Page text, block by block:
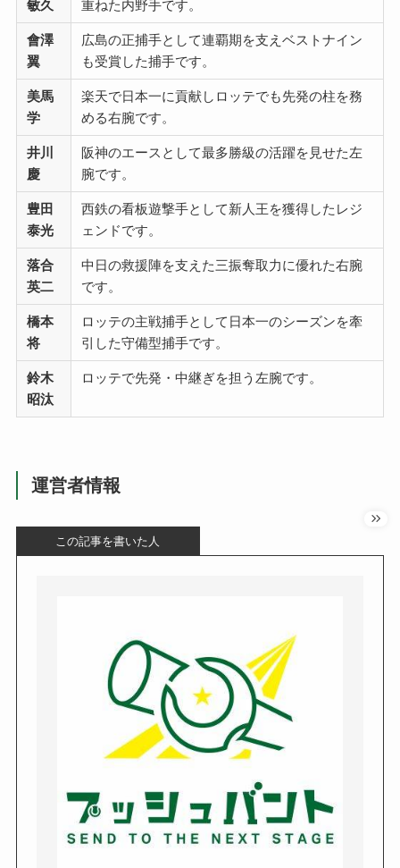
敏久 重ねた内野手です。
會澤
翼
広島の正捕手として連覇期を支えベストナイン
も受賞した捕手です。
美馬
学
楽天で日本一に貢献しロッテでも先発の柱を務
める右腕です。
井川
慶
阪神のエースとして最多勝級の活躍を見せた左
腕です。
豊田
泰光
西鉄の看板遊撃手として新人王を獲得したレジ
ェンドです。
落合
英二
中日の救援陣を支えた三振奪取力に優れた右腕
です。
橋本
将
ロッテの主戦捕手として日本一のシーズンを牽
引した守備型捕手です。
鈴木
昭汰
ロッテで先発・中継ぎを担う左腕です。
運営者情報
この記事を書いた人